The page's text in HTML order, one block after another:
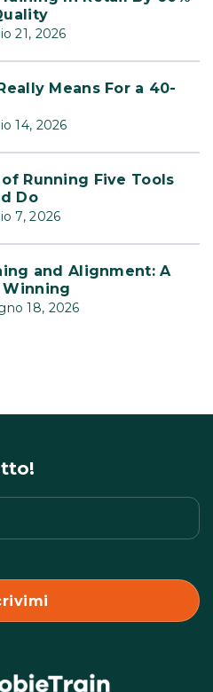
21, 2026
Means For a 40-
14, 2026
Running Five Tools
Do
7, 2026
and Alignment: A
Winning
18, 2026